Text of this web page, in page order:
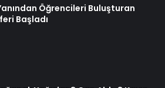
Öğrencileri Buluşturan
Başladı